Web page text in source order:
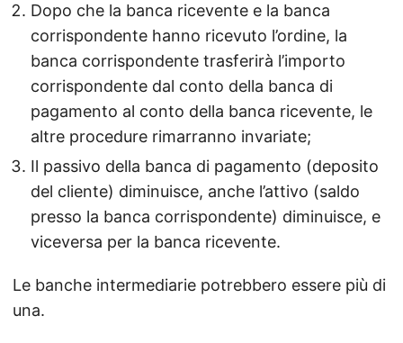
Dopo che la banca ricevente e la banca
corrispondente hanno ricevuto l’ordine, la
banca corrispondente trasferirà l’importo
corrispondente dal conto della banca di
pagamento al conto della banca ricevente, le
altre procedure rimarranno invariate;
Il passivo della banca di pagamento (deposito
del cliente) diminuisce, anche l’attivo (saldo
presso la banca corrispondente) diminuisce, e
viceversa per la banca ricevente.
Le banche intermediarie potrebbero essere più di
una.